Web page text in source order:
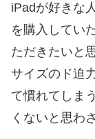
iPadが好きな
を購入してい
ただきたいと
サイズのド迫
て慣れてしま
くないと思わ